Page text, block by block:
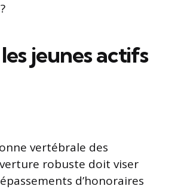
jeunes actifs
vertébrale des
robuste doit viser
d’honoraires